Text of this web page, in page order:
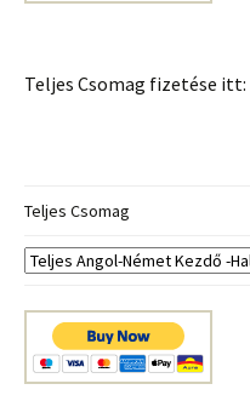
Teljes Csomag fizetése itt:
Teljes Csomag